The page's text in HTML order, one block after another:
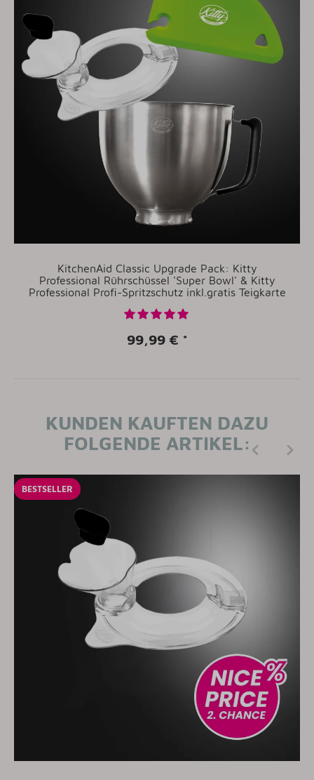
KitchenAid Classic Upgrade Pack: Kitty
Professional Rührschüssel 'Super Bowl' & Kitty
Professional Profi-Spritzschutz inkl.gratis Teigkarte
99,99 € *
KUNDEN KAUFTEN DAZU
FOLGENDE ARTIKEL:
BESTSELLER